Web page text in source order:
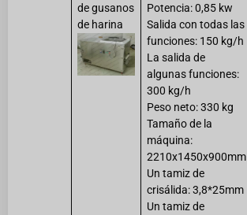
de gusanos
de harina
Potencia: 0,85 kw
Salida con todas las
funciones: 150 kg/h
La salida de
algunas funciones:
300 kg/h
Peso neto: 330 kg
Tamaño de la
máquina:
2210x1450x900mm
Un tamiz de
crisálida: 3,8*25mm
Un tamiz de